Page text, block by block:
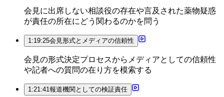
会見に出席しない相談役の存在や言及された薬物疑惑
が責任の所在にどう関わるのかを問う
1:19:25会見形式とメディアの信頼性
会見の形式決定プロセスからメディアとしての信頼性
や記者への質問の在り方を模索する
1:21:41報道機関としての検証責任